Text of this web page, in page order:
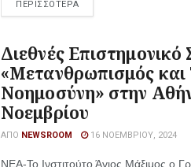
ΠΕΡΙΣΣΟΤΕΡΑ
Διεθνές Επιστημονικό
«Μετανθρωπισμός και
Νοημοσύνη» στην
Νοεμβρίου
ΑΠΌ NEWSROOM 16 ΝΟΕΜΒΡΊΟΥ, 2024
ΝΕΑ-To Ινστιτούτο Άγιος Μάξιμος ο